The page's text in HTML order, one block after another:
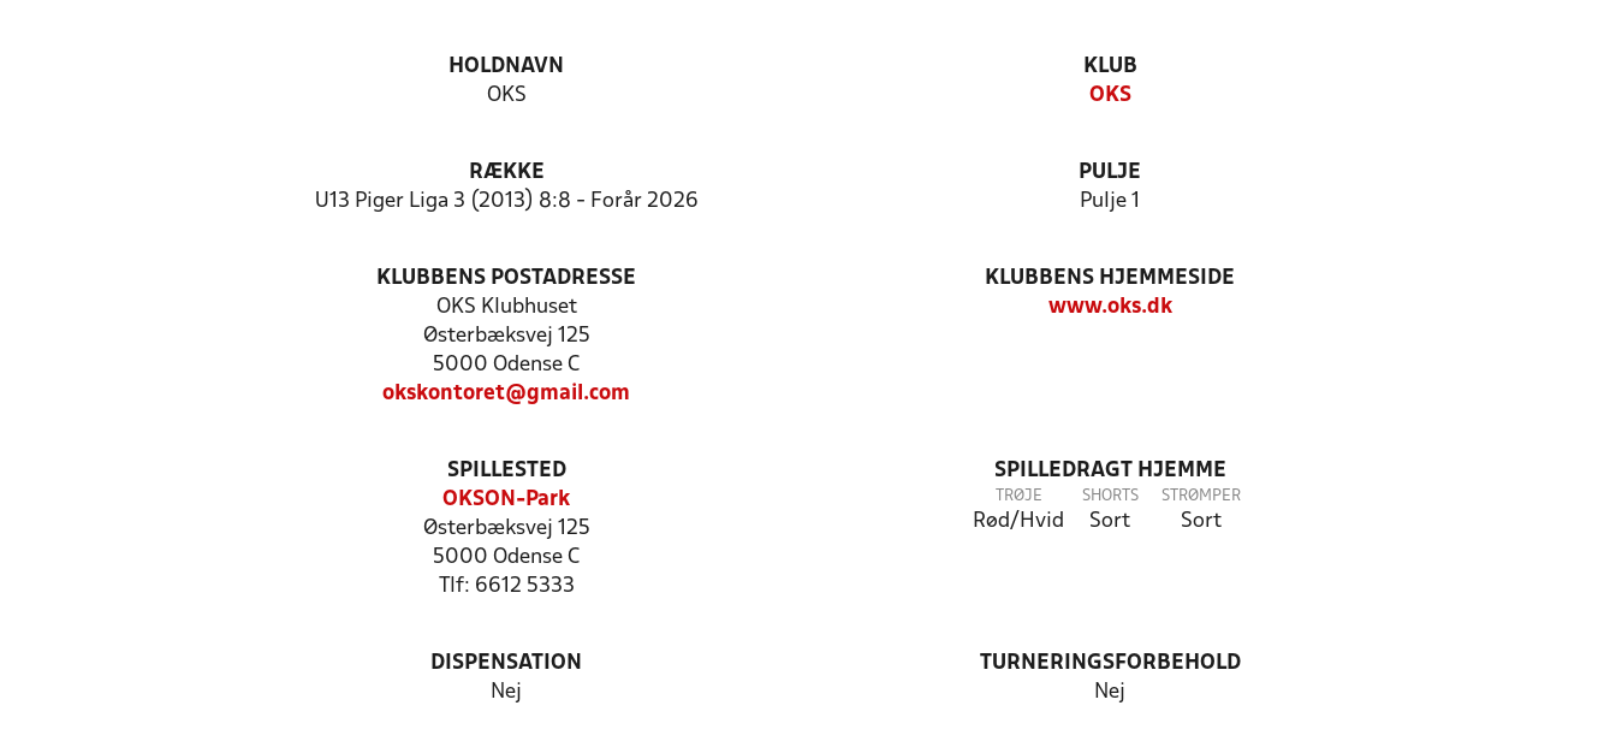
HOLDNAVN
OKS
KLUB
OKS
RÆKKE
U13 Piger Liga 3 (2013) 8:8 - Forår 2026
PULJE
Pulje 1
KLUBBENS POSTADRESSE
OKS Klubhuset
Østerbæksvej 125
5000 Odense C
okskontoret@gmail.com
KLUBBENS HJEMMESIDE
www.oks.dk
SPILLESTED
OKSON-Park
Østerbæksvej 125
5000 Odense C
Tlf: 6612 5333
SPILLEDRAGT HJEMME
TRØJE
Rød/Hvid
SHORTS
Sort
STRØMPER
Sort
DISPENSATION
Nej
TURNERINGSFORBEHOLD
Nej